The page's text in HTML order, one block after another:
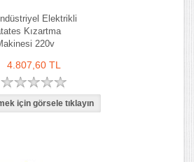
Elektrikli
Kızartma
220v
4.807,60 TL